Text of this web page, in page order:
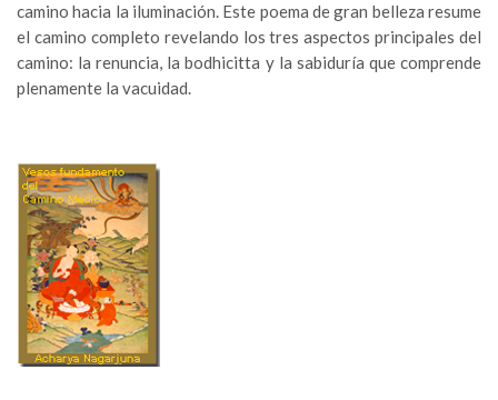
camino hacia la iluminación. Este poema de gran belleza resume
el camino completo revelando los tres aspectos principales del
camino: la renuncia, la bodhicitta y la sabiduría que comprende
plenamente la vacuidad.